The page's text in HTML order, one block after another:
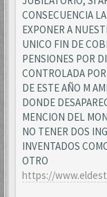
CONSECUENCIA
EXPONER A
UNICO FIN DE
PENSIONES POR
CONTROLADA
DE ESTE AÑO M
DONDE
MENCION DEL
NO TENER DOS
INVENTADOS
OTRO
https://